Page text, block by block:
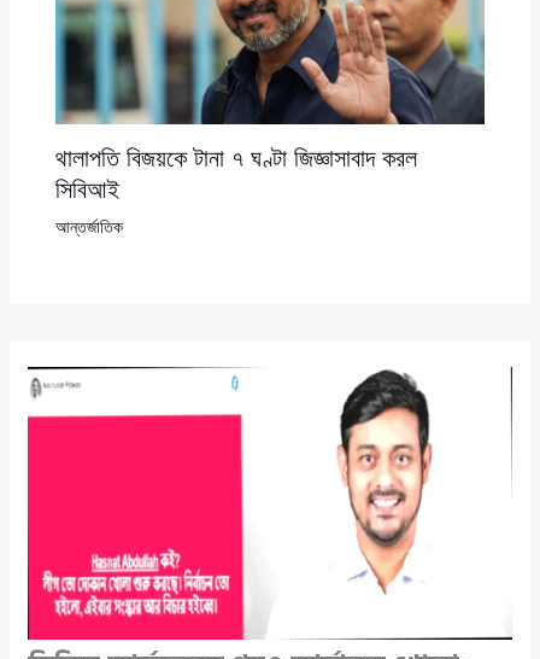
থালাপতি বিজয়কে টানা ৭ ঘণ্টা জিজ্ঞাসাবাদ করল
সিবিআই
আন্তর্জাতিক